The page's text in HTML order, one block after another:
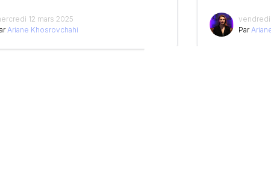
12 mars 2025
Ariane Khosrovchahi
vendredi
Par